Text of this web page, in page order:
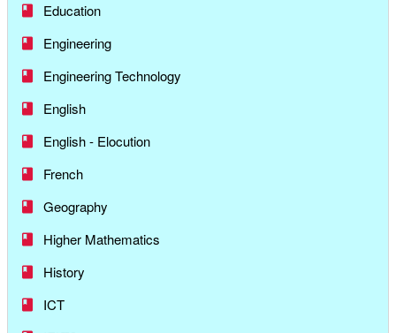
Education
Engineering
Engineering Technology
English
English - Elocution
French
Geography
Higher Mathematics
History
ICT